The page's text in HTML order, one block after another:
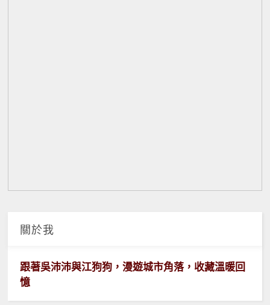
關於我
跟著吳沛沛與江狗狗，漫遊城市角落，收藏溫暖回
憶